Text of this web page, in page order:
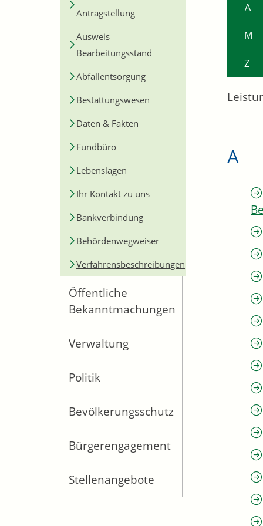
Antragstellung
Ausweis
Bearbeitungsstand
Abfallentsorgung
Bestattungswesen
Daten & Fakten
Fundbüro
Lebenslagen
Ihr Kontakt zu uns
Bankverbindung
Behördenwegweiser
Verfahrensbeschreibungen
Öffentliche
Bekanntmachungen
Verwaltung
Politik
Bevölkerungsschutz
Bürgerengagement
Stellenangebote
A
M
Z
A